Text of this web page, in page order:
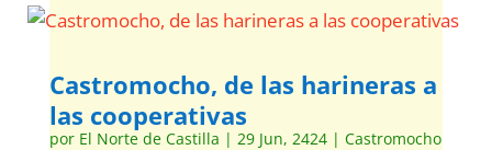
Castromocho, de las harineras a
las cooperativas
por El Norte de Castilla | 29 Jun, 2424| Castromocho